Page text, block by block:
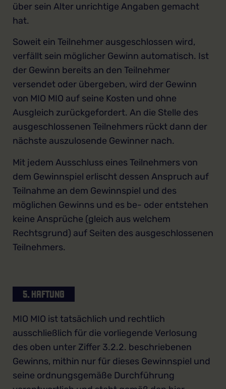
über sein Alter unrichtige Angaben gemacht
hat.
Soweit ein Teilnehmer ausgeschlossen wird,
verfällt sein möglicher Gewinn automatisch. Ist
der Gewinn bereits an den Teilnehmer
versendet oder übergeben, wird der Gewinn
von MIO MIO auf seine Kosten und ohne
Ausgleich zurückgefordert. An die Stelle des
ausgeschlossenen Teilnehmers rückt dann der
nächste auszulosende Gewinner nach.
Mit jedem Ausschluss eines Teilnehmers von
dem Gewinnspiel erlischt dessen Anspruch auf
Teilnahme an dem Gewinnspiel und des
möglichen Gewinns und es be- oder entstehen
keine Ansprüche (gleich aus welchem
Rechtsgrund) auf Seiten des ausgeschlossenen
Teilnehmers.
5. HAFTUNG
MIO MIO ist tatsächlich und rechtlich
ausschließlich für die vorliegende Verlosung
des oben unter Ziffer 3.2.2. beschriebenen
Gewinns, mithin nur für dieses Gewinnspiel und
seine ordnungsgemäße Durchführung